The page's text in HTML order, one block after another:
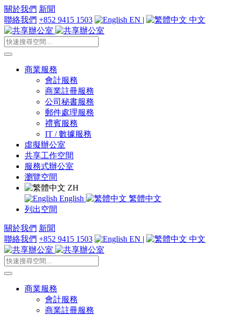
關於我們 新聞
聯絡我們 +852 9415 1503 EN | 中文
商業服務
會計服務
商業註冊服務
公司秘書服務
郵件處理服務
禮賓服務
IT / 數據服務
虛擬辦公室
共享工作空間
服務式辦公室
瀏覽空間
ZH
English
繁體中文
列出空間
關於我們 新聞
聯絡我們 +852 9415 1503 EN | 中文
商業服務
會計服務
商業註冊服務